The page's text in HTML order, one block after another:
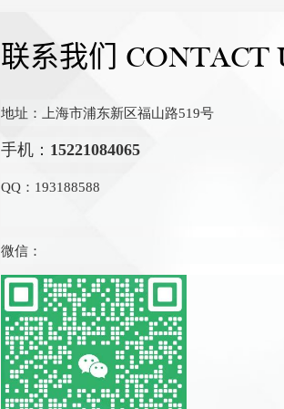
联系我们 CONTACT
地址：上海市浦东新区福山路519号
手机： 15221084065
QQ：193188588
微信：